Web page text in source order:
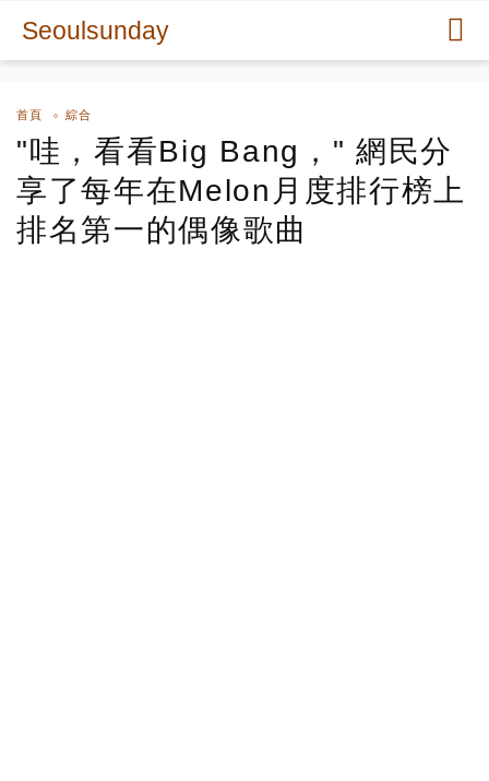
Seoulsunday
首頁 綜合
"哇，看看Big Bang，" 網民分
享了每年在Melon月度排行榜上
排名第一的偶像歌曲